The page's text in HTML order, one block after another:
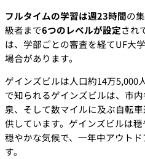
フルタイムの学習は週23時間の
級者まで6つのレベルが設定され
は、学部ごとの審査を経てUF大
場合があります。
ゲインズビルは人口約14万5,000
で知られるゲインズビルは、市内
泉、そして数マイルに及ぶ自転
供しています。ゲインズビルは
穏やかな気候で、一年中アウト
す。